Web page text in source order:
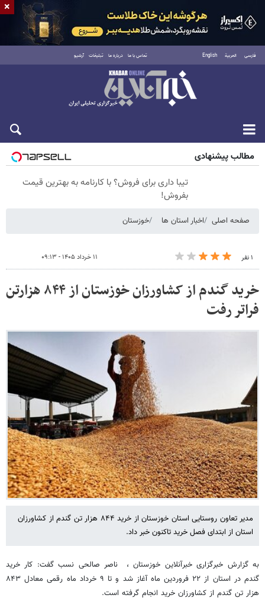
فارسی العربية English تماس با ما درباره ما تبلیغات آرشیو
جمعه ۱۶ مرداد ۱۴۰۵
مطالب پیشنهادی
تیبا داری برای فروش؟ با کارنامه به بهترین قیمت
بفروش!
صفحه اصلی اخبار استان ها خوزستان
۱ نفر ۱۱ خرداد ۱۴۰۵ - ۰۹:۱۳
خرید گندم از کشاورزان خوزستان از ۸۴۴ هزارتن
فراتر رفت
مدیر تعاون روستایی استان خوزستان از خرید ۸۴۴ هزار تن گندم از کشاورزان
استان از ابتدای فصل خرید تاکنون خبر داد.
به گزارش خبرگزاری خبرآنلاین خوزستان ، ناصر صالحی نسب گفت: کار خرید
گندم در استان از ۲۲ فروردین ماه آغاز شد و تا ۹ خرداد ماه رقمی معادل ۸۴۳
هزار تن گندم از کشاورزان خرید انجام گرفته است.
×